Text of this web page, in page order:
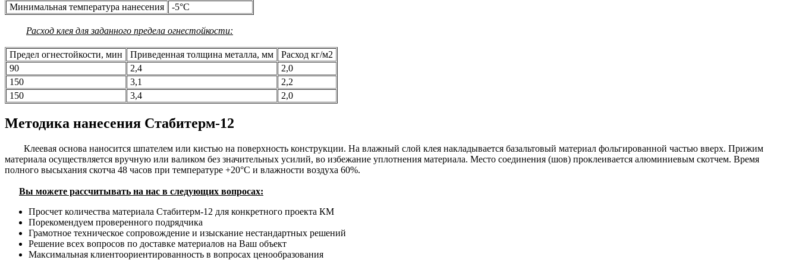
Минимальная температура нанесения
-5°С
Расход клея для заданного предела огнестойкости:
Предел огнестойкости, мин Приведенная толщина металла, мм
Расход кг/м2
90
2,4
2,0
150
3,1
2,2
150
3,4 2,0
Методика нанесения Стабитерм-12
Клеевая основа наносится шпателем или кистью на поверхность конструкции. На влажный слой клея накладывается базальтовый материал фольгированной частью вверх. Прижим
материала осуществляется вручную или валиком без значительных усилий, во избежание уплотнения материала. Место соединения (шов) проклеивается алюминиевым скотчем. Время
полного высыхания скотча 48 часов при температуре +20°С и влажности воздуха 60%.
Вы можете рассчитывать на нас в следующих вопросах:
Просчет количества материала Стабитерм-12 для конкретного проекта КМ
Порекомендуем проверенного подрядчика
Грамотное техническое сопровождение и изыскание нестандартных решений
Решение всех вопросов по доставке материалов на Ваш объект
Максимальная клиентоориентированность в вопросах ценообразования